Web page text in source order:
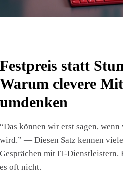
Festpreis statt
Warum clevere
umdenken
“Das können wir erst sagen,
wird.” — Diesen Satz kennen
Gesprächen mit IT-
es oft nicht.